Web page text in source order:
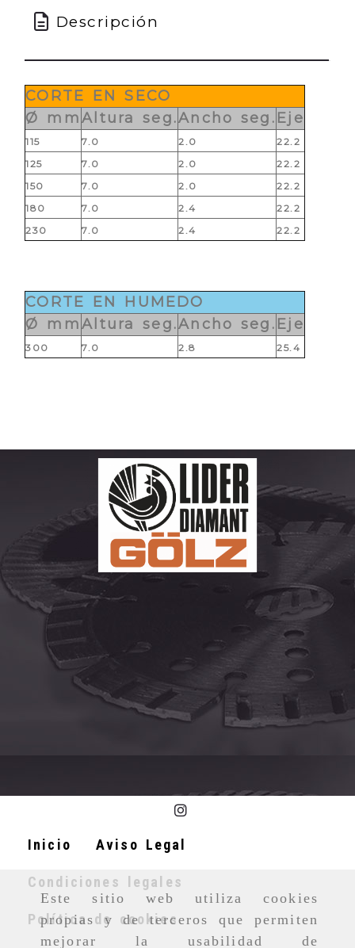
Este sitio web utiliza cookies
propias y de terceros que permiten
mejorar la usabilidad de
Descripción
CORTE EN SECO
Ø mmAltura seg.Ancho seg. Eje
115 7.0 2.0
22.2
125
7.0 2.0
22.2
150
7.0 2.0
22.2
180
7.0 2.4
22.2
230
7.0 2.4 22.2
CORTE EN HUMEDO
Ø mmAltura seg.Ancho seg. Eje
300 7.0 2.8 25.4
Inicio Aviso Legal
Condiciones legales
Política de cookies